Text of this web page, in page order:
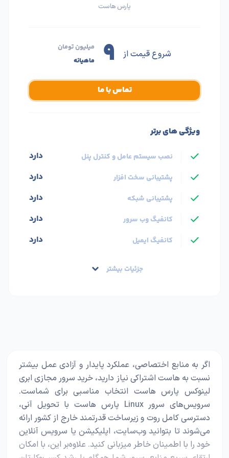
پارس هاست
شروع قیمت از ۹
میلیون تومان
ماهیانه
تماس با ما
ویژگی های برتر
نصب سیستم عامل و کنترل پنل دارد
پشتیبانی سخت افزار دارد
پشتیبانی شبکه دارد
کانفیگ وب سرور دارد
کانفیگ ایمیل دارد
جزئیات بیشتر
اگر به منابع اختصاصی، عملکرد پایدار و آزادی عمل بیشتر
نسبت به هاست اشتراکی نیاز دارید، خرید سرور مجازی ابری
لینوکس پارس هاست انتخاب مناسبی برای شماست.
سرویس‌های سرور Linux پارس هاست با تحویل آنی،
دسترسی کامل روت و زیرساخت قدرتمند خارج از کشور ارائه
می‌شوند تا بتوانید وب‌سایت، اپلیکیشن یا سرویس آنلاین
خود را با اطمینان خاطر میزبانی کنید. علاوه‌بر این، با امکان